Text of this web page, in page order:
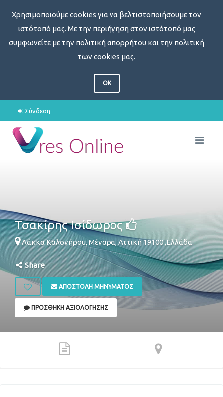
Χρησιμοποιούμε cookies για να βελτιστοποιήσουμε τον
ιστότοπό μας. Με την περιήγηση στον ιστότοπό μας
συμφωνείτε με την πολιτική απορρήτου και την πολιτική
των cookies μας.
OK
Σύνδεση
Τσακίρης Ισίδωρος
Λάκκα Καλογήρου,Μέγαρα,Αττική19100,Ελλάδα
Share
ΑΠΟΣΤΟΛΉ ΜΗΝΎΜΑΤΟΣ
ΠΡΟΣΘΉΚΗ ΑΞΙΟΛΌΓΗΣΗΣ